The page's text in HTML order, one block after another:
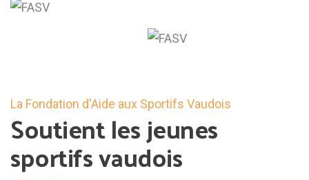
La Fondation d'Aide aux Sportifs Vaudois
Soutient les jeunes
sportifs vaudois